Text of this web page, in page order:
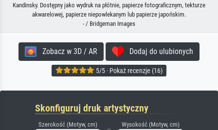
Kandinsky. Dostępny jako wydruk na płótnie, papierze fotograficznym, tekturze
akwarelowej, papierze niepowlekanym lub papierze japońskim.
- / Bridgeman Images
Zobacz w 3D / AR Dodaj do ulubionych
5/5 · Pokaż recenzje (16)
Skonfiguruj druk artystyczny
Szerokość (Motyw, cm) Wysokość (Motyw, cm)